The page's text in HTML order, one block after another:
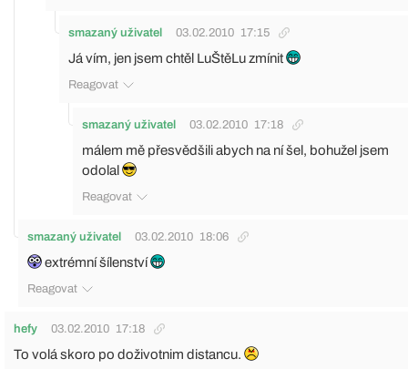
smazaný uživatel 03.02.2010 17:15
Já vím, jen jsem chtěl LuŠtěLu zmínit
Reagovat
smazaný uživatel 03.02.2010 17:18
málem mě přesvědšili abych na ní šel, bohužel jsem
odolal
Reagovat
smazaný uživatel 03.02.2010 18:06
extrémní šílenství
Reagovat
hefy 03.02.2010 17:18
To volá skoro po doživotnim distancu.